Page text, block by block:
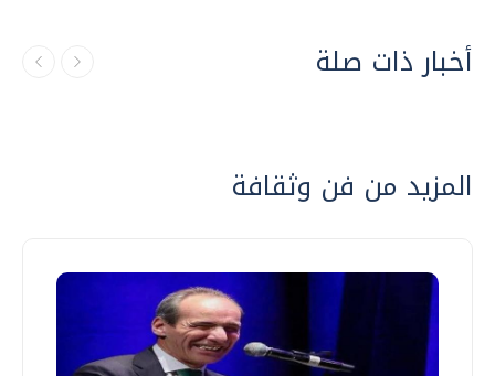
أخبار ذات صلة
المزيد من فن وثقافة